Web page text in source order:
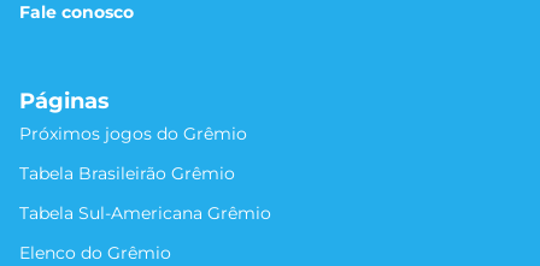
Fale conosco
Páginas
Próximos jogos do Grêmio
Tabela Brasileirão Grêmio
Tabela Sul-Americana Grêmio
Elenco do Grêmio